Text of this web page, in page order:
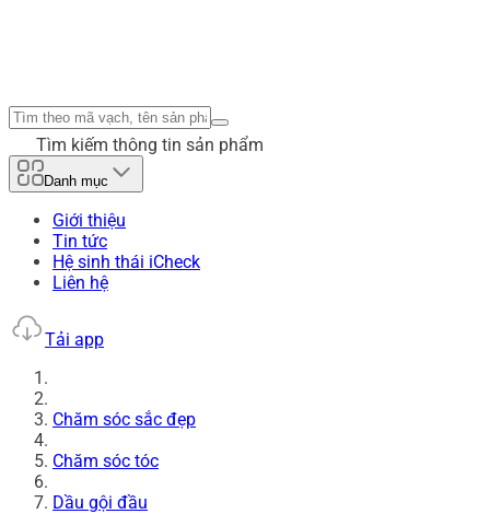
Tìm kiếm thông tin sản phẩm
Danh mục
Giới thiệu
Tin tức
Hệ sinh thái iCheck
Liên hệ
Tải app
Chăm sóc sắc đẹp
Chăm sóc tóc
Dầu gội đầu